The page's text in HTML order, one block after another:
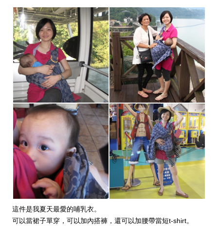
這件是我夏天最愛的哺乳衣。
可以當裙子單穿，可以加內搭褲，還可以加腰帶當短t-shirt。